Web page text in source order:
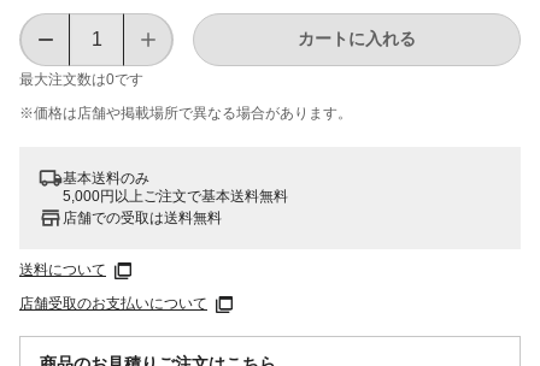
最大注文数は0です
カートに入れる
※価格は​店舗や​掲載場所で​異なる​場合が​あります。
基本送料のみ
5,000円以上ご注文で基本送料無料
店舗での受取は送料無料
送料について
店舗受取のお支払いについて